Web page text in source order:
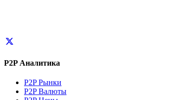
P2P Аналитика
P2P Рынки
P2P Валюты